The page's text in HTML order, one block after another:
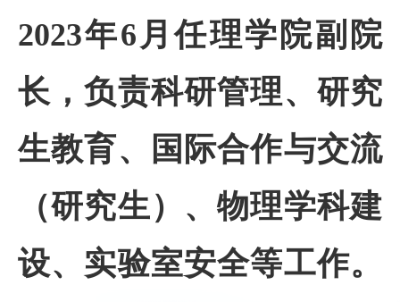
2023年6月任理学院副院
长，负责科研管理、研究
生教育、国际合作与交流
（研究生）、物理学科建
设、实验室安全等工作。